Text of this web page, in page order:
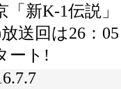
新K-1伝説」
送回は26：05
ート!